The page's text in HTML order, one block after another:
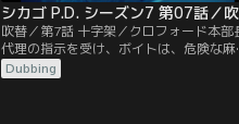
シカゴ P.D. シーズン7 第07話／
吹替／第7話 十字架／クロフォード本部
代理の指示を受け、ボイトは、危険な麻
売買の実態を掴むために大物ダリウス・ウ
ォーカーを情報屋として利用する。しか
Dubbing